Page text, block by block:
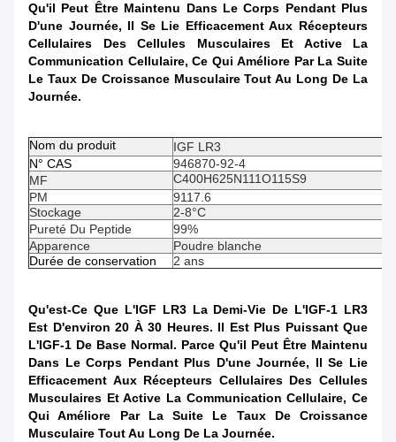
Qu'il Peut Être Maintenu Dans Le Corps Pendant Plus
D'une Journée, Il Se Lie Efficacement Aux Récepteurs
Cellulaires Des Cellules Musculaires Et Active La
Communication Cellulaire, Ce Qui Améliore Par La Suite
Le Taux De Croissance Musculaire Tout Au Long De La
Journée.
Nom du produit
IGF LR3
N° CAS
946870-92-4
MF
C400H625N111O115S9
PM
9117.6
Stockage
2-8°C
Pureté Du Peptide
99%
Apparence
Poudre blanche
Durée de conservation
2 ans
Qu'est-Ce Que L'IGF LR3 La Demi-Vie De L'IGF-1 LR3
Est D'environ 20 À 30 Heures. Il Est Plus Puissant Que
L'IGF-1 De Base Normal. Parce Qu'il Peut Être Maintenu
Dans Le Corps Pendant Plus D'une Journée, Il Se Lie
Efficacement Aux Récepteurs Cellulaires Des Cellules
Musculaires Et Active La Communication Cellulaire, Ce
Qui Améliore Par La Suite Le Taux De Croissance
Musculaire Tout Au Long De La Journée.